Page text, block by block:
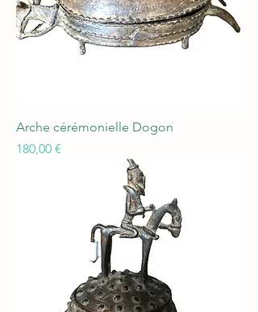
Arche cérémonielle Dogon
Prix
180,00 €